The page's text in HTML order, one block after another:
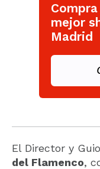
mejor
Madrid
El Director y
del Flamenco,